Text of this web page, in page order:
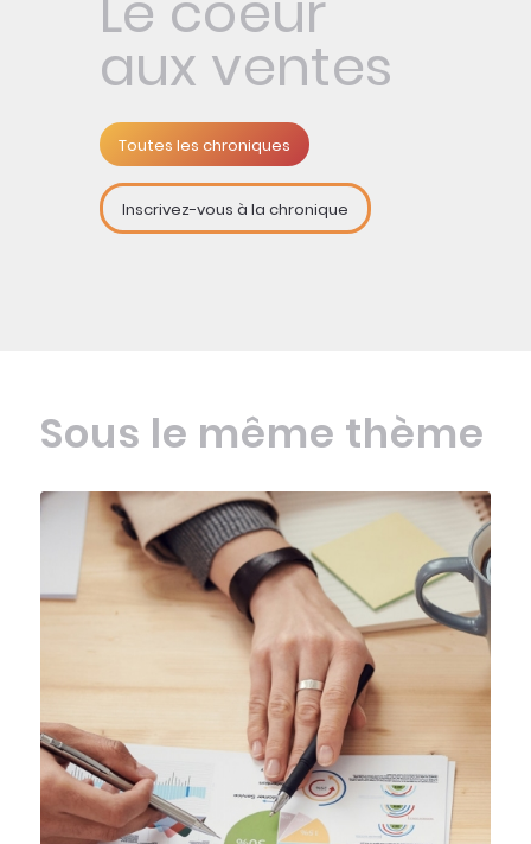
aux ventes
Toutes les chroniques
Inscrivez-vous à la chronique
Sous le même thème